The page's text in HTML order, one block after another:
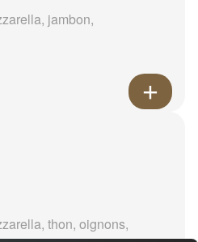
jambon,
thon, oignons,